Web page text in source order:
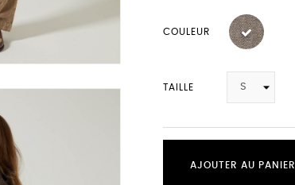
COULEUR
TAILLE
AJOUTER AU PANIER